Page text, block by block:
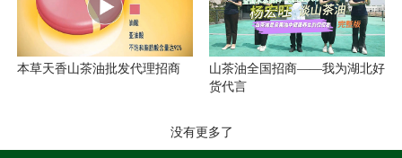
本草天香山茶油批发代理招商
山茶油全国招商——我为湖北好
货代言
没有更多了